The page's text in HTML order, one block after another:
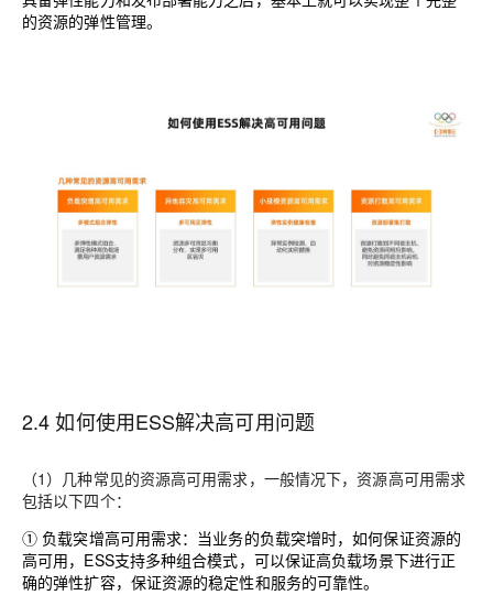
的资源的弹性管理。
2.4 如何使用ESS解决高可用问题
（1 ）几种常见的资源高可用需求，一般情况下，资源高可用需求
包括以下四个：
① 负载突增高可用需求：当业务的负载突增时，如何保证资源的
高可用， ESS支持多种组合模式，可以保证高负载场景下进行正
确的弹性扩容，保证资源的稳定性和服务的可靠性。